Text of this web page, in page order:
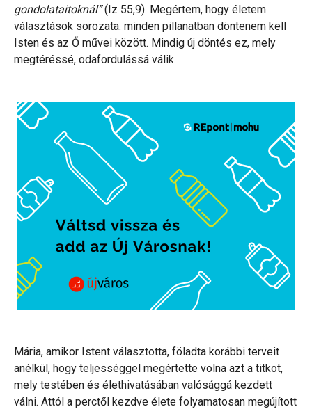
gondolataitoknál”(Iz 55,9). Megértem, hogy életem
választások sorozata: minden pillanatban döntenem kell
Isten és az Ő művei között. Mindig új döntés ez, mely
megtéréssé, odafordulássá válik.
Mária, amikor Istent választotta, föladta korábbi terveit
anélkül, hogy teljességgel megértette volna azt a titkot,
mely testében és élethivatásában valósággá kezdett
válni. Attól a perctől kezdve élete folyamatosan megújított